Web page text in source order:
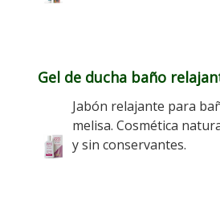
Gel de ducha baño
Jabón relajante para
melisa. Cosmética
y sin conservantes.